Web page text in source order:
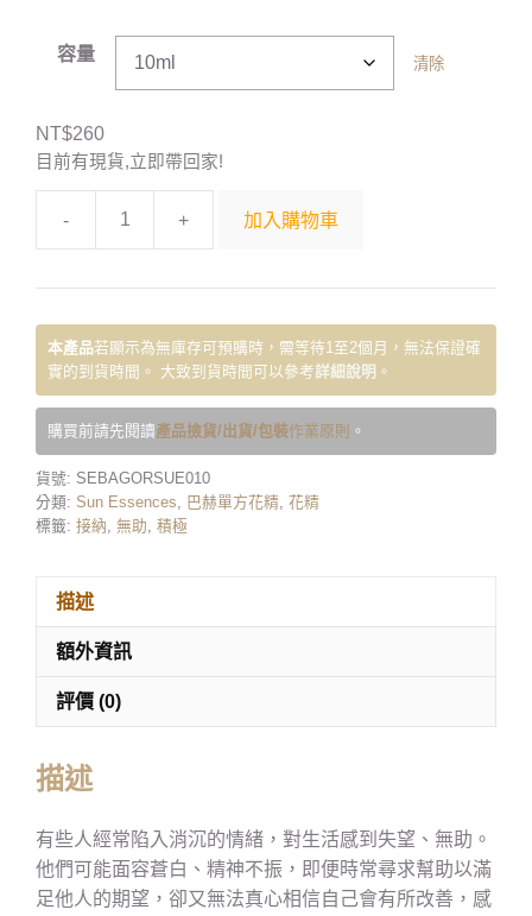
容量 清除
NT$260
目前有現貨,立即帶回家!
- + 加入購物車
本產品若顯示為無庫存可預購時，需等待1至2個月，無法保證確
實的到貨時間。 大致到貨時間可以參考詳細說明 。
購買前請先閱讀產品撿貨/出貨/包裝作業原則 。
貨號: SEBAGORSUE010
分類: Sun Essences, 巴赫單方花精, 花精
標籤: 接納, 無助, 積極
描述
額外資訊
評價 (0)
描述
有些人經常陷入消沉的情緒，對生活感到失望、無助。
他們可能面容蒼白、精神不振，即便時常尋求幫助以滿
足他人的期望，卻又無法真心相信自己會有所改善，感